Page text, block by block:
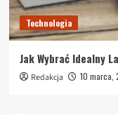
Technologia
Jak Wybrać Idealny
Redakcja 10 marca,